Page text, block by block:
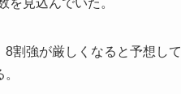
見込んでいた。
割強が厳しくなると予想して